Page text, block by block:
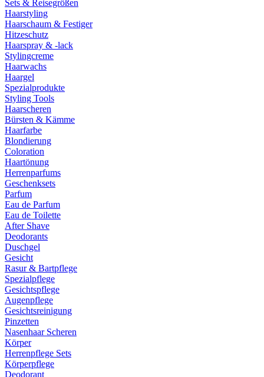
Sets & Reisegrößen
Haarstyling
Haarschaum & Festiger
Hitzeschutz
Haarspray & -lack
Stylingcreme
Haarwachs
Haargel
Spezialprodukte
Styling Tools
Haarscheren
Bürsten & Kämme
Haarfarbe
Blondierung
Coloration
Haartönung
Herrenparfums
Geschenksets
Parfum
Eau de Parfum
Eau de Toilette
After Shave
Deodorants
Duschgel
Gesicht
Rasur & Bartpflege
Spezialpflege
Gesichtspflege
Augenpflege
Gesichtsreinigung
Pinzetten
Nasenhaar Scheren
Körper
Herrenpflege Sets
Körperpflege
Deodorant